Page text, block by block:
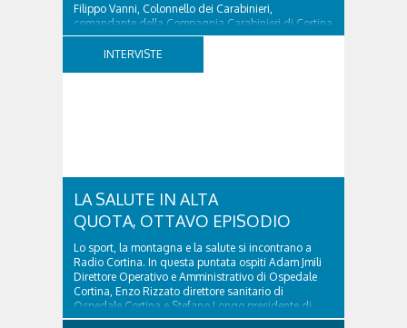
Filippo Vanni, Colonnello dei Carabinieri,
comandante della Compagnia Carabinieri di Cortina
d’Ampezzo sino al 2010, esperto di legislazione
nazionale ed europea, è l’ideatore del progetto di
INTERVISTE
LA SALUTE IN ALTA
QUOTA, OTTAVO EPISODIO
Lo sport, la montagna e la salute si incontrano a
Radio Cortina. In questa puntata ospiti Adam Jmili
Direttore Operativo e Amministrativo di Ospedale
Cortina, Enzo Rizzato direttore sanitario di
Ospedale Cortina e Stefano Longo presidente di
Fondazione Cortina. GVM Care & Research –...